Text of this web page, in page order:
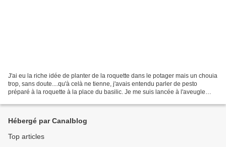
J'ai eu la riche idée de planter de la roquette dans le potager mais un chouia
trop, sans doute....qu'à celà ne tienne, j'avais entendu parler de pesto
préparé à la roquette à la place du basilic. Je me suis lancée à l'aveugle
Hébergé par Canalblog
Top articles